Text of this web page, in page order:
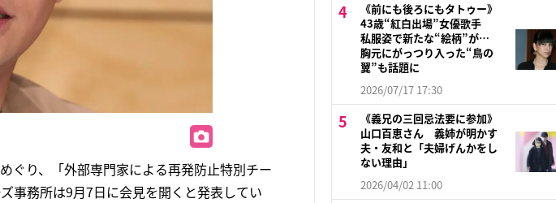
ぐり、「外部専門家による再発防止特別チー
事務所は9月7日に会見を開くと発表してい
《前にも後ろにもタトゥー》
43歳“紅白出場”女優歌手
私服姿で新たな“絵柄”が…
胸元にがっつり入った“鳥の
翼”も話題に
2026/07/17 17:30
《義兄の三回忌法要に参加》
山口百恵さん 義姉が明かす
夫・友和と「夫婦げんかをし
ない理由」
2026/04/02 11:00